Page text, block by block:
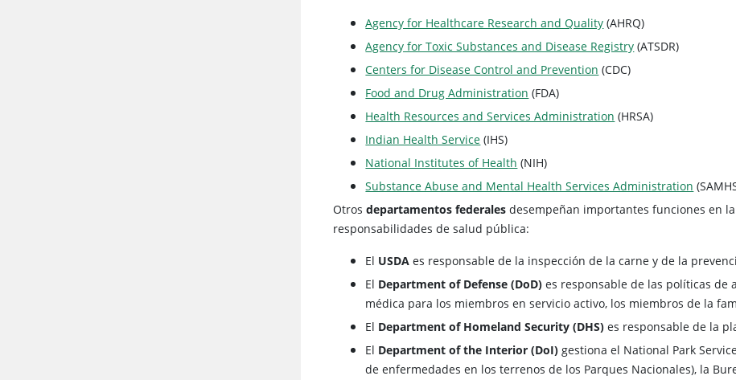
Agency for Healthcare Research and Quality (AHRQ)
Agency for Toxic Substances and Disease Registry (ATSDR)
Centers for Disease Control and Prevention (CDC)
Food and Drug Administration (FDA)
Health Resources and Services Administration (HRSA)
Indian Health Service (IHS)
National Institutes of Health (NIH)
Substance Abuse and Mental Health Services Administration
Otrosdepartamentos federales desempeñan importantes funciones en
responsabilidades de salud pública:
El USDA es responsable de la inspección de la carne y de la
El Department of Defense (DoD) es responsable de las políticas de
médica para los miembros en servicio activo, los miembros de la
El Department of Homeland Security (DHS) es responsable de la
El Department of the Interior (DoI) gestiona el National Park
de enfermedades en los terrenos de los Parques Nacionales), la